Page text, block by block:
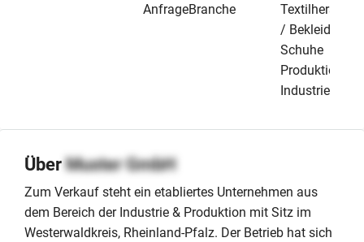
AnfrageBranche
/ Bekleidung /
Schuhe
Produktion &
Industrie
ÜberMuster GmbH
Zum Verkauf steht ein etabliertes Unternehmen aus
dem Bereich der Industrie & Produktion mit Sitz im
Westerwaldkreis, Rheinland-Pfalz. Der Betrieb hat sich